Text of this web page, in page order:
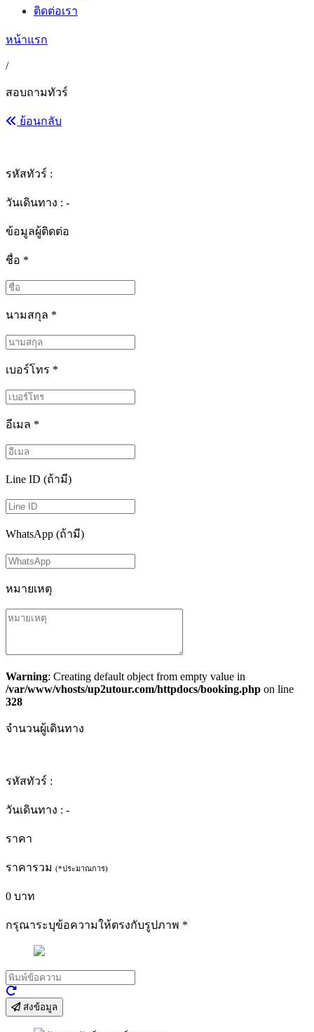
ติดต่อเรา
หน้าแรก
/
สอบถามทัวร์
ย้อนกลับ
รหัสทัวร์ :
วันเดินทาง : -
ข้อมูลผู้ติดต่อ
ชื่อ *
นามสกุล *
เบอร์โทร *
อีเมล *
Line ID (ถ้ามี)
WhatsApp (ถ้ามี)
หมายเหตุ
Warning: Creating default object from empty value in
/var/www/vhosts/up2utour.com/httpdocs/booking.php on line
328
จำนวนผู้เดินทาง
รหัสทัวร์ :
วันเดินทาง : -
ราคา
ราคารวม (*ประมาณการ)
0 บาท
กรุณาระบุข้อความให้ตรงกับรูปภาพ *
ส่งข้อมูล